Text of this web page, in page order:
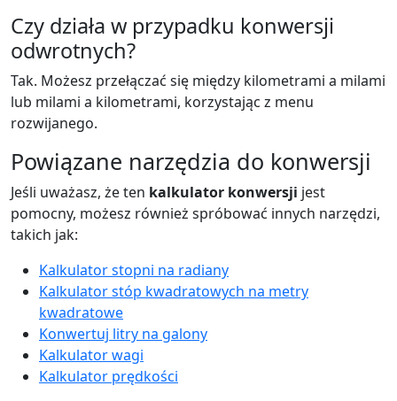
Czy działa w przypadku konwersji
odwrotnych?
Tak. Możesz przełączać się między kilometrami a milami
lub milami a kilometrami, korzystając z menu
rozwijanego.
Powiązane narzędzia do konwersji
Jeśli uważasz, że ten kalkulator konwersji jest
pomocny, możesz również spróbować innych narzędzi,
takich jak:
Kalkulator stopni na radiany
Kalkulator stóp kwadratowych na metry
kwadratowe
Konwertuj litry na galony
Kalkulator wagi
Kalkulator prędkości